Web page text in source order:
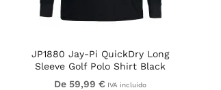
JP1880 Jay-Pi QuickDry Long
Sleeve Golf Polo Shirt Black
De 59,99 € IVA incluído